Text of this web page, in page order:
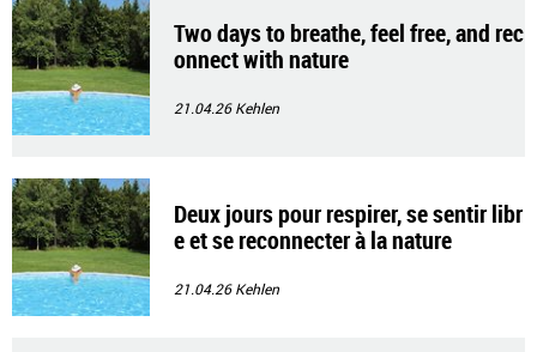
Two days to breathe, feel free, and rec
onnect with nature
21.04.26Kehlen
Deux jours pour respirer, se sentir libr
e et se reconnecter à la nature
21.04.26Kehlen